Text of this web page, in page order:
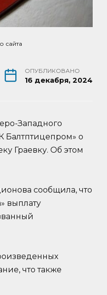
сайта
ОПУБЛИКОВАНО
16 декабря, 2024
Западного
Балтптицепром» о
Граевку. Об этом
сообщила, что
выплату
что также